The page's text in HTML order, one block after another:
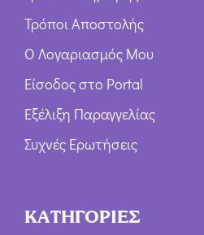
Τρόποι Αποστολής
Ο Λογαριασμός Μου
Είσοδος στο Portal
Εξέλιξη Παραγγελίας
Συχνές Ερωτήσεις
ΚΑΤΗΓΟΡΙΕΣ